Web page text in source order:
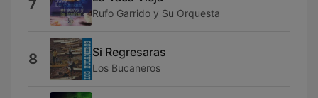
7 Rufo Garrido y Su Orquesta
8 Si Regresaras
Los Bucaneros